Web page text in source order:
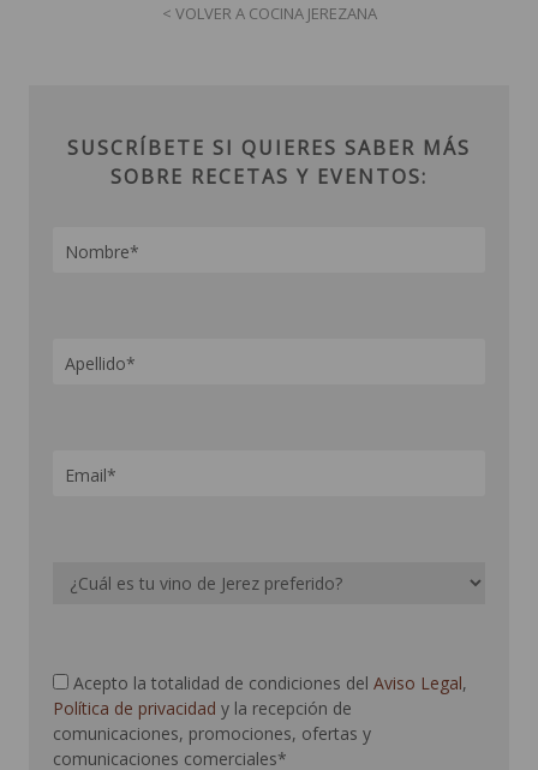
< VOLVER A COCINA JEREZANA
SUSCRÍBETE SI QUIERES SABER MÁS
SOBRE RECETAS Y EVENTOS:
Acepto la totalidad de condiciones del Aviso Legal,
Política de privacidad y la recepción de
comunicaciones, promociones, ofertas y
comunicaciones comerciales*